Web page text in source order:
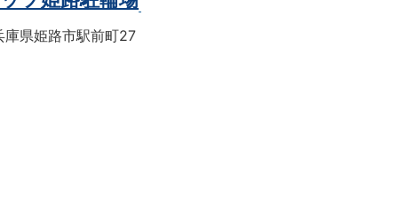
庫県姫路市駅前町27